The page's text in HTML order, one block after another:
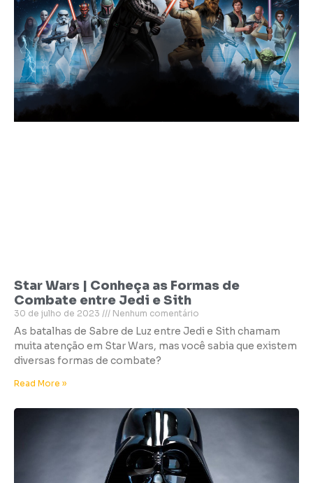
Star Wars | Conheça as Formas de
Combate entre Jedi e Sith
30 de julho de 2023 Nenhum comentário
As batalhas de Sabre de Luz entre Jedi e Sith chamam
muita atenção em Star Wars, mas você sabia que existem
diversas formas de combate?
Read More »